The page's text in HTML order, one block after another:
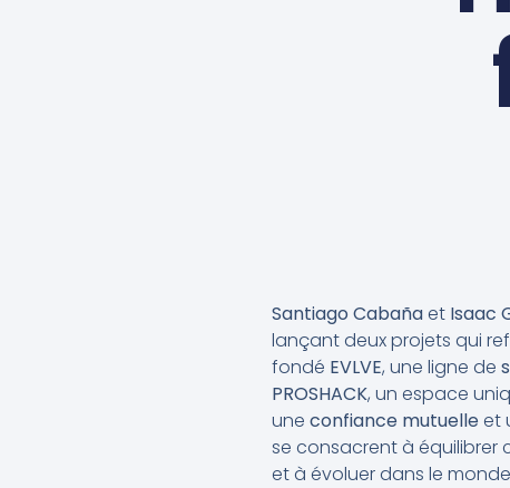
Santiago Cabañaet Isaac
lançant deux projets qui
fondé EVLVE, une ligne de
PROSHACK, un espace
une confiance mutuelleet
se consacrent à équilibrer
et à évoluer dans le